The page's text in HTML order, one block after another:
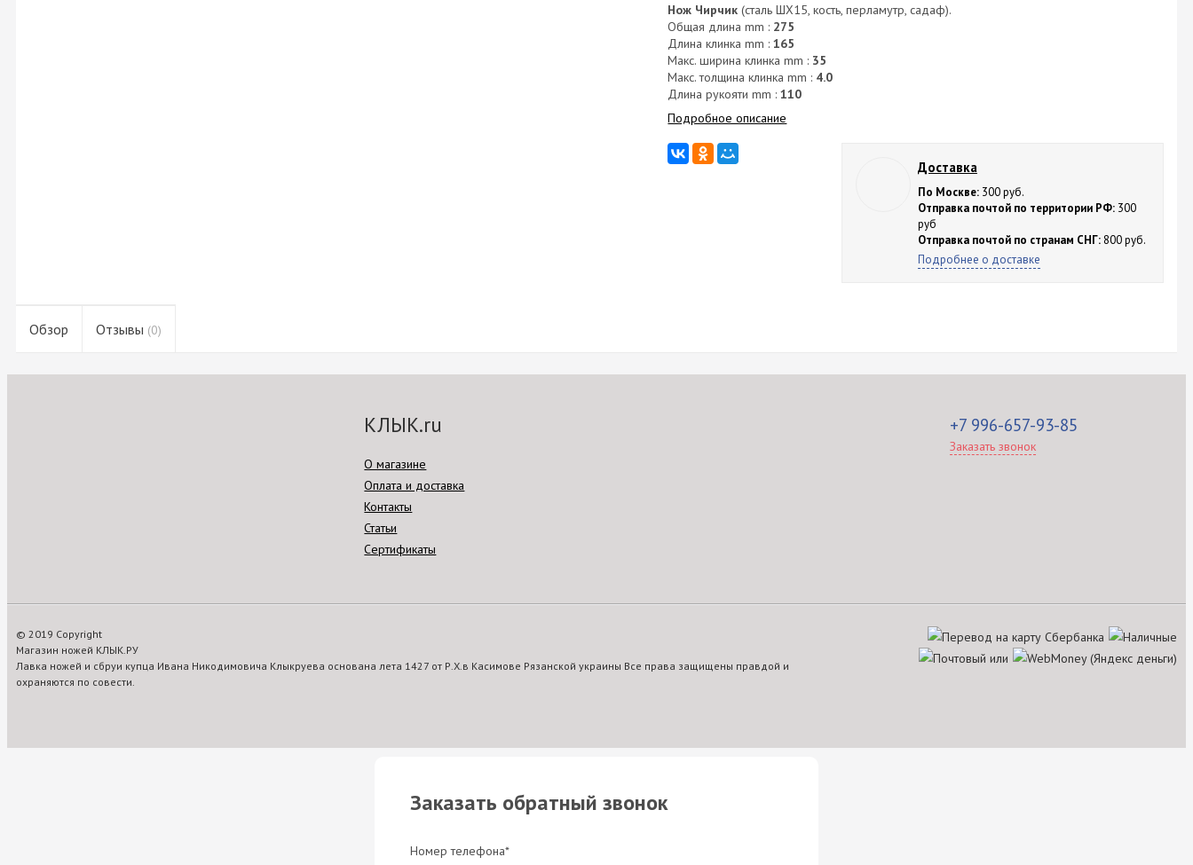
Нож Чирчик (сталь ШХ15, кость, перламутр, садаф).
Общая длина mm : 275
Длина клинка mm :165
Макс. ширина клинка mm : 35
Макс. толщина клинка mm : 4.0
Длина рукояти mm :110
Подробное описание
Доставка
По Москве:300 руб.
Отправка почтой по территории РФ:300
руб
Отправка почтой по странам СНГ:800 руб.
Подробнее о доставке
Обзор Отзывы (0)
КЛЫК.ru
О магазине
Оплата и доставка
Контакты
Статьи
Сертификаты
+7 996-657-93-85
Заказать звонок
© 2019 Copyright
Магазин ножей КЛЫК.РУ
Лавка ножей и сбруи купца Ивана Никодимовича Клыкруева основана лета 1427 от Р.Х.в Касимове Рязанской украины Все права защищены правдой и
охраняются по совести.
Заказать обратный звонок
Номер телефона*